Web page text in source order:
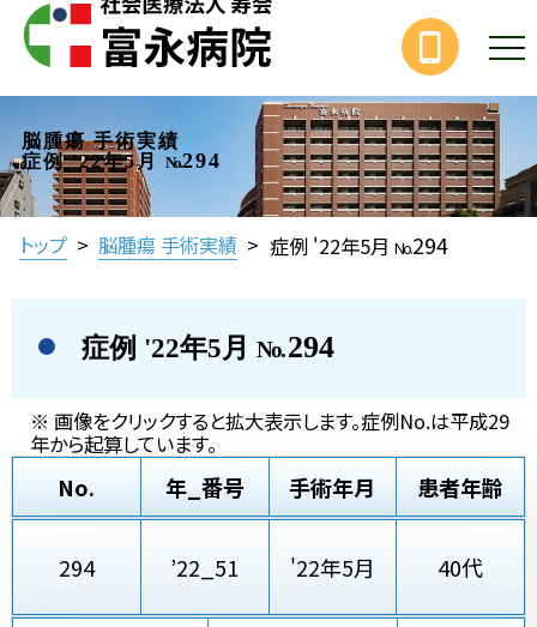
脳腫瘍 手術実績
症例 '22年5月
No.294
トップ > 脳腫瘍 手術実績 > 症例 '22年5月 No.294
症例 '22年5月 No.294
※ 画像をクリックすると拡大表示します。症例No.は平成29
年から起算しています。
No. 年_番号 手術年月 患者年齢
294 ’22_51 '22年5月 40代